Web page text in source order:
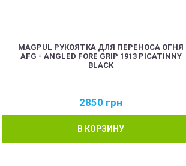
MAGPUL РУКОЯТКА ДЛЯ ПЕРЕНОСА ОГНЯ
AFG - ANGLED FORE GRIP 1913 PICATINNY
BLACK
2850 грн
В КОРЗИНУ